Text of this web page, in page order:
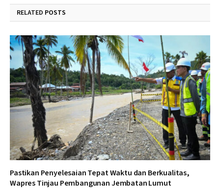
RELATED POSTS
Pastikan Penyelesaian Tepat Waktu dan Berkualitas,
Wapres Tinjau Pembangunan Jembatan Lumut